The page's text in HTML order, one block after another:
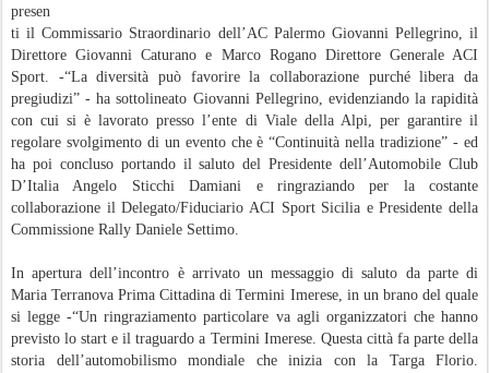
presen
ti il Commissario Straordinario dell’AC Palermo Giovanni Pellegrino, il
Direttore Giovanni Caturano e Marco Rogano Direttore Generale ACI
Sport. -“La diversità può favorire la collaborazione purché libera da
pregiudizi” - ha sottolineato Giovanni Pellegrino, evidenziando la rapidità
con cui si è lavorato presso l’ente di Viale della Alpi, per garantire il
regolare svolgimento di un evento che è “Continuità nella tradizione” - ed
ha poi concluso portando il saluto del Presidente dell’Automobile Club
D’Italia Angelo Sticchi Damiani e ringraziando per la costante
collaborazione il Delegato/Fiduciario ACI Sport Sicilia e Presidente della
Commissione Rally Daniele Settimo.
In apertura dell’incontro è arrivato un messaggio di saluto da parte di
Maria Terranova Prima Cittadina di Termini Imerese, in un brano del quale
si legge -“Un ringraziamento particolare va agli organizzatori che hanno
previsto lo start e il traguardo a Termini Imerese. Questa città fa parte della
storia dell’automobilismo mondiale che inizia con la Targa Florio.